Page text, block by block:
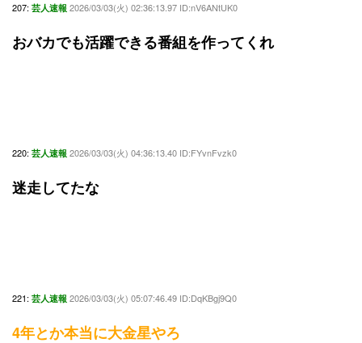
207: 芸人速報 2026/03/03(火) 02:36:13.97 ID:nV6ANtUK0
おバカでも活躍できる番組を作ってくれ
220: 芸人速報 2026/03/03(火) 04:36:13.40 ID:FYvnFvzk0
迷走してたな
221: 芸人速報 2026/03/03(火) 05:07:46.49 ID:DqKBgj9Q0
4年とか本当に大金星やろ